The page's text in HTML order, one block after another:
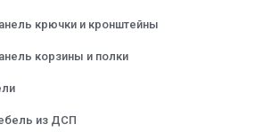
крючки и кронштейны
корзины и полки
из ДСП